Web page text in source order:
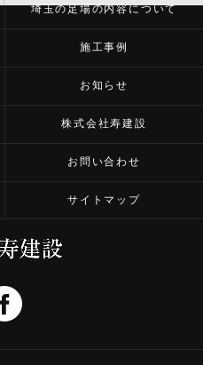
埼玉の足場の内容について
施工事例
お知らせ
株式会社寿建設
お問い合わせ
サイトマップ